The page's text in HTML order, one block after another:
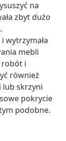
na
zbyt dużo
wytrzymała
mebli
robót i
również
lub skrzyni
pokrycie
podobne.